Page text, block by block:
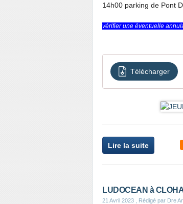
14h00 parking de Pont
vérifier une éventuelle
Télécharger
Lire la suite
LUDOCEAN à
21 Avril 2023 , Rédigé par Dre